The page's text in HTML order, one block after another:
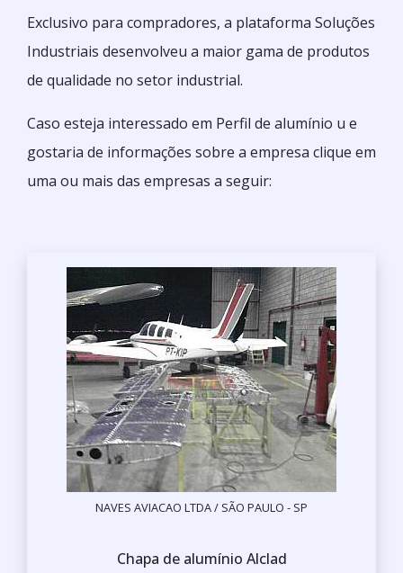
Exclusivo para compradores, a plataforma Soluções
Industriais desenvolveu a maior gama de produtos
de qualidade no setor industrial.
Caso esteja interessado em Perfil de alumínio u e
gostaria de informações sobre a empresa clique em
uma ou mais das empresas a seguir:
NAVES AVIACAO LTDA / SÃO PAULO - SP
Chapa de alumínio Alclad